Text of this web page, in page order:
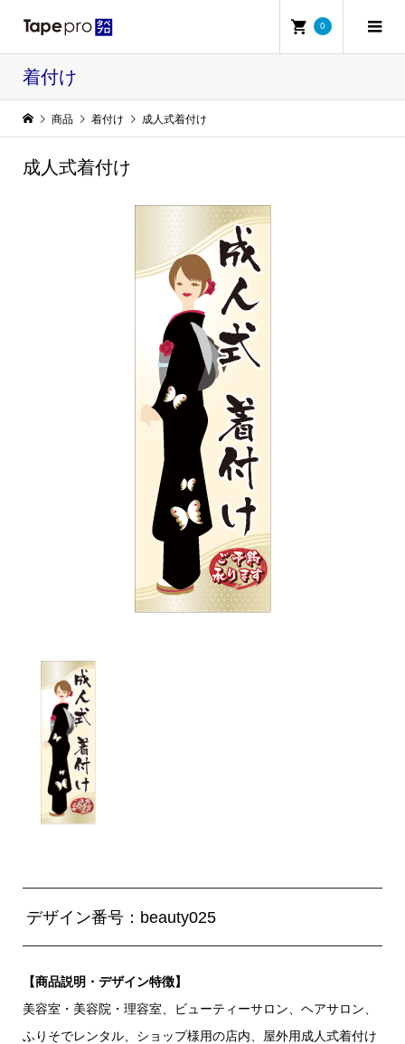
0
着付け
商品 着付け 成人式着付け
成人式着付け
デザイン番号：beauty025
【商品説明・デザイン特徴】
美容室・美容院・理容室、ビューティーサロン、ヘアサロン、
ふりそでレンタル、ショップ様用の店内、屋外用成人式着付け